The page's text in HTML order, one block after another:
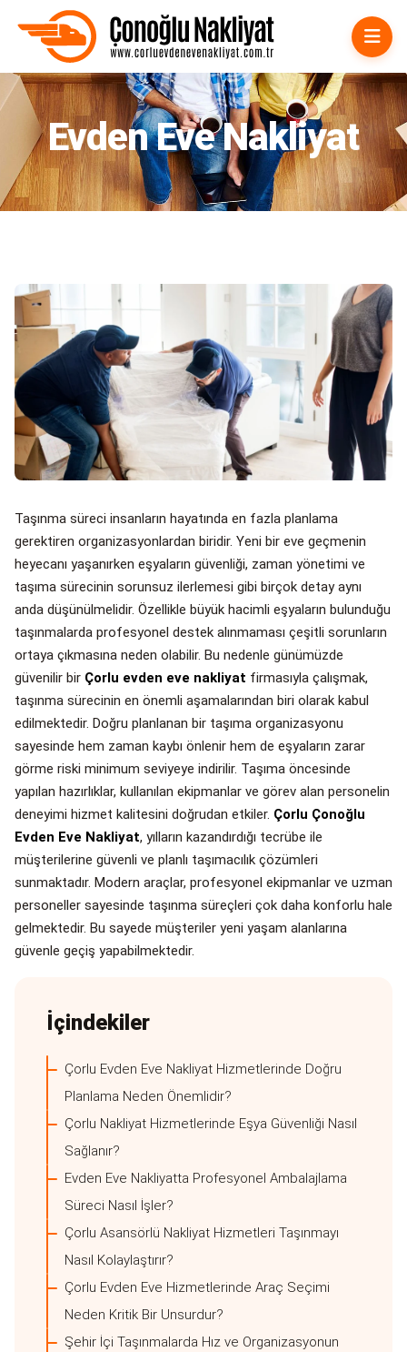
Çorlu Evden Eve Nakliyat
Evden Eve Nakliyat
Taşınma süreci insanların hayatında en fazla planlama
gerektiren organizasyonlardan biridir. Yeni bir eve geçmenin
heyecanı yaşanırken eşyaların güvenliği, zaman yönetimi ve
taşıma sürecinin sorunsuz ilerlemesi gibi birçok detay aynı
anda düşünülmelidir. Özellikle büyük hacimli eşyaların bulunduğu
taşınmalarda profesyonel destek alınmaması çeşitli sorunların
ortaya çıkmasına neden olabilir. Bu nedenle günümüzde
güvenilir bir Çorlu evden eve nakliyat firmasıyla çalışmak,
taşınma sürecinin en önemli aşamalarından biri olarak kabul
edilmektedir. Doğru planlanan bir taşıma organizasyonu
sayesinde hem zaman kaybı önlenir hem de eşyaların zarar
görme riski minimum seviyeye indirilir. Taşıma öncesinde
yapılan hazırlıklar, kullanılan ekipmanlar ve görev alan personelin
deneyimi hizmet kalitesini doğrudan etkiler. Çorlu Çonoğlu
Evden Eve Nakliyat, yılların kazandırdığı tecrübe ile
müşterilerine güvenli ve planlı taşımacılık çözümleri
sunmaktadır. Modern araçlar, profesyonel ekipmanlar ve uzman
personeller sayesinde taşınma süreçleri çok daha konforlu hale
gelmektedir. Bu sayede müşteriler yeni yaşam alanlarına
güvenle geçiş yapabilmektedir.
İçindekiler
Çorlu Evden Eve Nakliyat Hizmetlerinde Doğru
Planlama Neden Önemlidir?
Çorlu Nakliyat Hizmetlerinde Eşya Güvenliği Nasıl
Sağlanır?
Evden Eve Nakliyatta Profesyonel Ambalajlama
Süreci Nasıl İşler?
Çorlu Asansörlü Nakliyat Hizmetleri Taşınmayı
Nasıl Kolaylaştırır?
Çorlu Evden Eve Hizmetlerinde Araç Seçimi
Neden Kritik Bir Unsurdur?
Şehir İçi Taşınmalarda Hız ve Organizasyonun